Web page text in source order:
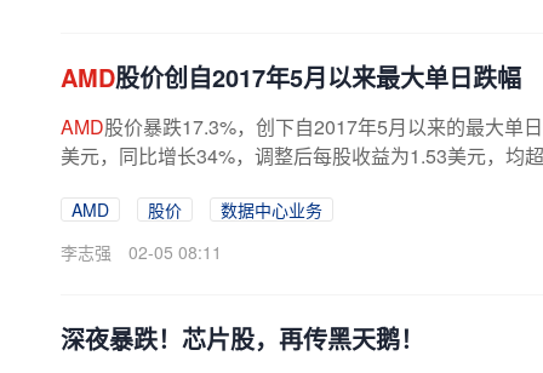
AMD股价创自2017年5月以来最大单日跌幅
AMD股价暴跌17.3%，创下自2017年5月以来的最大单
美元，同比增长34%，调整后每股收益为1.53美元，均
AMD 股价
数据中心业务
李志强
02-05 08:11
深夜暴跌！芯片股，再传黑天鹅！